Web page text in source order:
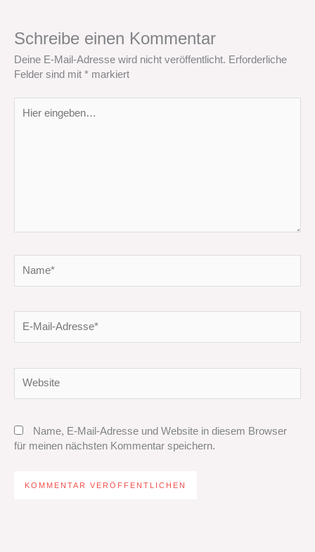
Schreibe einen Kommentar
Deine E-Mail-Adresse wird nicht veröffentlicht. Erforderliche
Felder sind mit * markiert
eingeben…
Mail-
Name, E-Mail-Adresse und Website in diesem Browser
für meinen nächsten Kommentar speichern.